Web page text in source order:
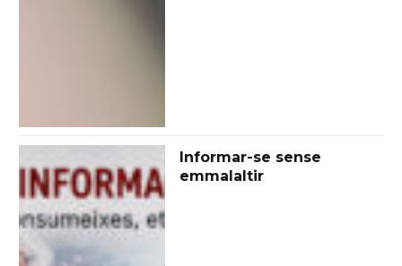
Informar-se sense
emmalaltir